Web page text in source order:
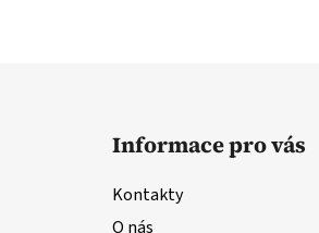
Informace pro vás
Kontakty
O nás